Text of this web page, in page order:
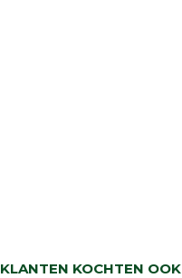
KLANTEN KOCHTEN OOK